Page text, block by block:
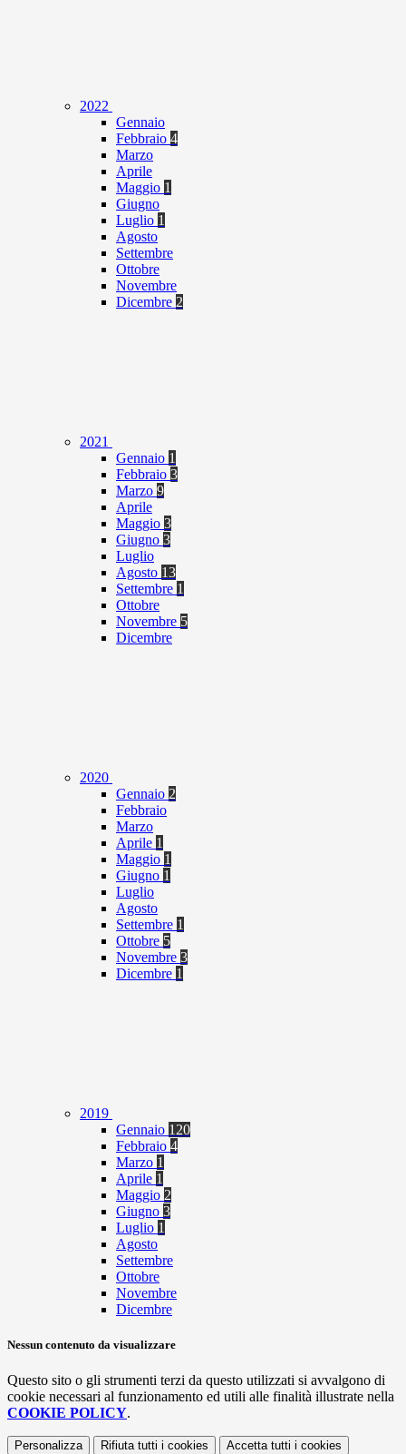
2022
Gennaio
Febbraio 4
Marzo
Aprile
Maggio 1
Giugno
Luglio 1
Agosto
Settembre
Ottobre
Novembre
Dicembre 2
2021
Gennaio 1
Febbraio 3
Marzo 9
Aprile
Maggio 3
Giugno 3
Luglio
Agosto 13
Settembre 1
Ottobre
Novembre 5
Dicembre
2020
Gennaio 2
Febbraio
Marzo
Aprile 1
Maggio 1
Giugno 1
Luglio
Agosto
Settembre 1
Ottobre 5
Novembre 3
Dicembre 1
2019
Gennaio 120
Febbraio 4
Marzo 1
Aprile 1
Maggio 2
Giugno 3
Luglio 1
Agosto
Settembre
Ottobre
Novembre
Dicembre
Nessun contenuto da visualizzare
Questo sito o gli strumenti terzi da questo utilizzati si avvalgono di
cookie necessari al funzionamento ed utili alle finalità illustrate nella
COOKIE POLICY.
Personalizza Rifiuta tutti i cookies Accetta tutti i cookies